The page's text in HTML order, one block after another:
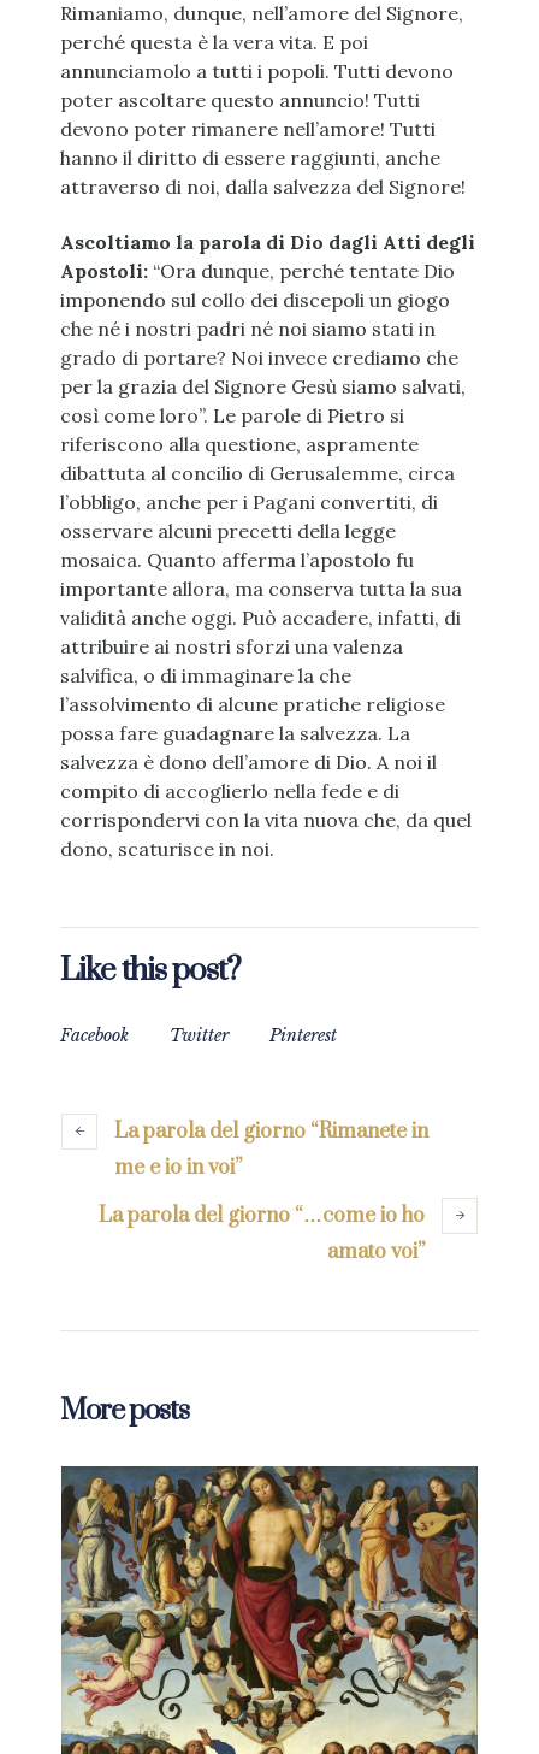
Rimaniamo, dunque, nell’amore del Signore,
perché questa è la vera vita. E poi
annunciamolo a tutti i popoli. Tutti devono
poter ascoltare questo annuncio! Tutti
devono poter rimanere nell’amore! Tutti
hanno il diritto di essere raggiunti, anche
attraverso di noi, dalla salvezza del Signore!
Ascoltiamo la parola di Dio dagli Atti degli
Apostoli:“Ora dunque, perché tentate Dio
imponendo sul collo dei discepoli un giogo
che né i nostri padri né noi siamo stati in
grado di portare? Noi invece crediamo che
per la grazia del Signore Gesù siamo salvati,
così come loro”. Le parole di Pietro si
riferiscono alla questione, aspramente
dibattuta al concilio di Gerusalemme, circa
l’obbligo, anche per i Pagani convertiti, di
osservare alcuni precetti della legge
mosaica. Quanto afferma l’apostolo fu
importante allora, ma conserva tutta la sua
validità anche oggi. Può accadere, infatti, di
attribuire ai nostri sforzi una valenza
salvifica, o di immaginare la che
l’assolvimento di alcune pratiche religiose
possa fare guadagnare la salvezza. La
salvezza è dono dell’amore di Dio. A noi il
compito di accoglierlo nella fede e di
corrispondervi con la vita nuova che, da quel
dono, scaturisce in noi.
Like this post?
Facebook Twitter Pinterest
La parola del giorno “Rimanete in
me e io in voi”
La parola del giorno “…come io ho
amato voi”
More posts